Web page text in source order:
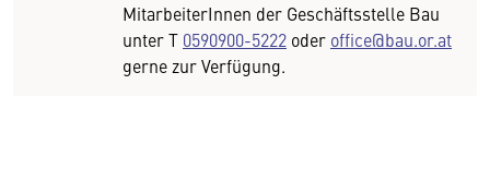
MitarbeiterInnen der Geschäftsstelle Bau
unter T 0590900-5222 oder office@bau.or.at
gerne zur Verfügung.